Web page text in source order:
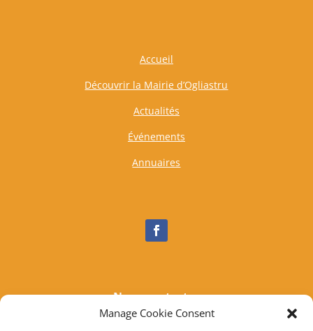
Manage Cookie Consent
Accueil
Découvrir la Mairie d’Ogliastru
Actualités
Événements
Annuaires
Nous contacter
Tél :